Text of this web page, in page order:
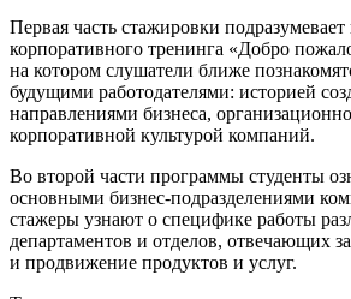
Первая часть стажировки
корпоративного тренинга «Добро
на котором слушатели ближе
будущими работодателями: историей
направлениями бизнеса,
корпоративной культурой компаний.
Во второй части программы студенты
основными бизнес-подразделениями
стажеры узнают о специфике работы
департаментов и отделов, отвечающих
и продвижение продуктов и услуг.